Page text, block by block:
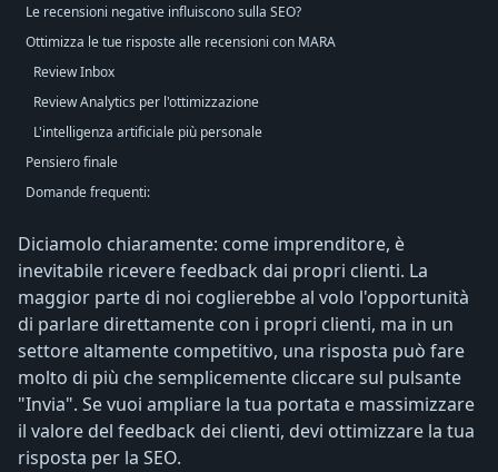
Le recensioni negative influiscono sulla SEO?
Ottimizza le tue risposte alle recensioni con MARA
Review Inbox
Review Analytics per l'ottimizzazione
L'intelligenza artificiale più personale
Pensiero finale
Domande frequenti:
Diciamolo chiaramente: come imprenditore, è
inevitabile ricevere feedback dai propri clienti. La
maggior parte di noi coglierebbe al volo l'opportunità
di parlare direttamente con i propri clienti, ma in un
settore altamente competitivo, una risposta può fare
molto di più che semplicemente cliccare sul pulsante
"Invia". Se vuoi ampliare la tua portata e massimizzare
il valore del feedback dei clienti, devi ottimizzare la tua
risposta per la SEO.